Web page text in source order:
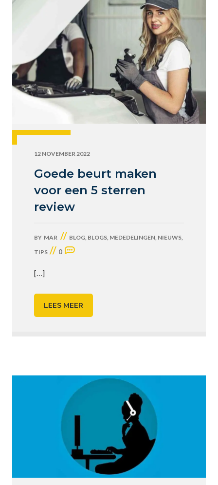
12 NOVEMBER 2022
Goede beurt maken
voor een 5 sterren
review
BY MAR // BLOG, BLOGS, MEDEDELINGEN, NIEUWS,
TIPS // 0
[…]
LEES MEER